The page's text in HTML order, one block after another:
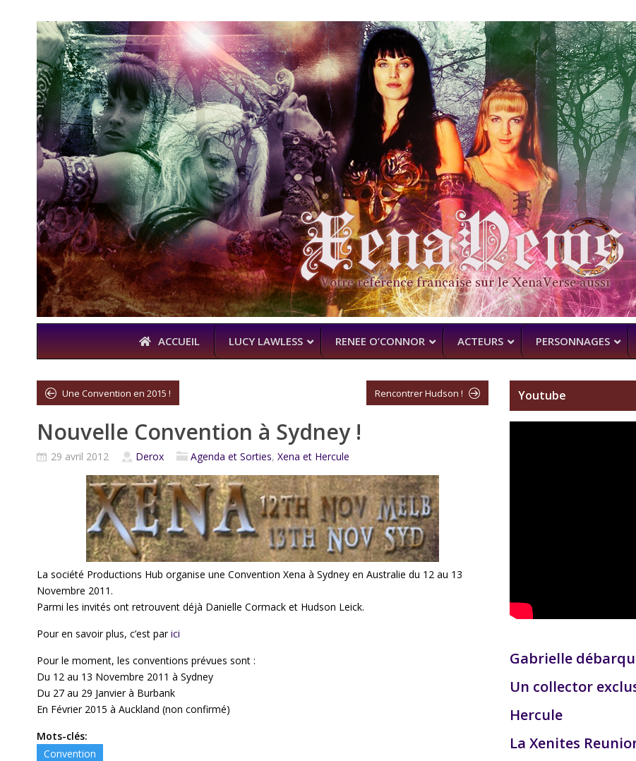
ACCUEIL LUCY LAWLESS RENEE O’CONNOR ACTEURS
À L’ANTENNE ACTUELLEMENT
KARL URBAN (BILLY BUTCHER)
PROCHAINEMENT
WENTWORTH
PERSONNAGES
Une Convention en 2015 ! Rencontrer Hudson !
Nouvelle Convention à Sydney !
29 avril 2012 Derox Agenda et Sorties, Xena et Hercule
La société Productions Hub organise une Convention Xena à Sydney en Australie du 12 au 13
Novembre 2011.
Parmi les invités ont retrouvent déjà Danielle Cormack et Hudson Leick.
Pour en savoir plus, c’est parici
Pour le moment, les conventions prévues sont :
Du 12 au 13 Novembre 2011 à Sydney
Du 27 au 29 Janvier à Burbank
En Février 2015 à Auckland (non confirmé)
Mots-clés:
Convention
Youtube
Gabrielle
Un collector
Hercule
La Xenites